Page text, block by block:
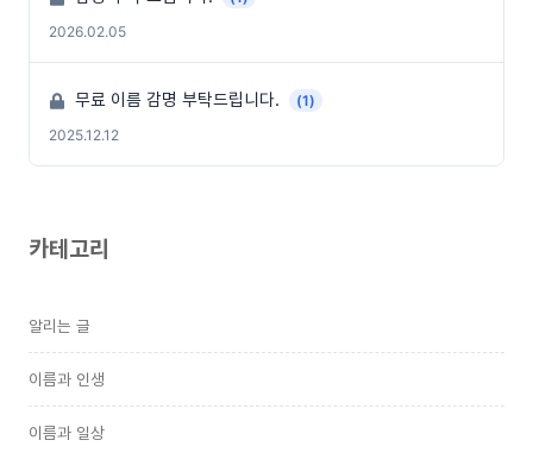
2026.02.05
무료 이름 감명 부탁드립니다.
(1)
2025.12.12
카테고리
알리는 글
이름과 인생
이름과 일상